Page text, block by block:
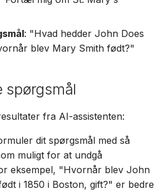
: "Hvad hedder John Does
blev Mary Smith født?"
spørgsmål
fra AI-assistenten:
dit spørgsmål med så
muligt for at undgå
eksempel, "Hvornår blev John
i 1850 i Boston, gift?" er bedre